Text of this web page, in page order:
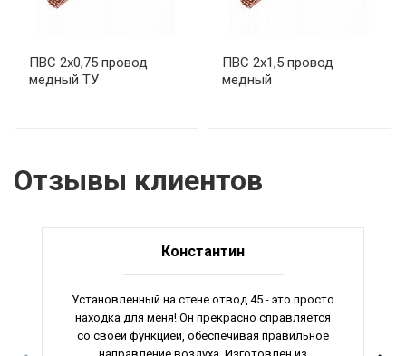
ПВС 2х0,75 провод
медный ТУ
ПВС 2х1,5 провод
медный
Отзывы клиентов
Константин
Установленный на стене отвод 45 - это просто
находка для меня! Он прекрасно справляется
со своей функцией, обеспечивая правильное